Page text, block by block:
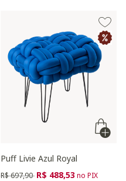
Puff Livie Azul Royal
Preço reduzido de
R$ 697,90 para
R$ 488,53no PIX